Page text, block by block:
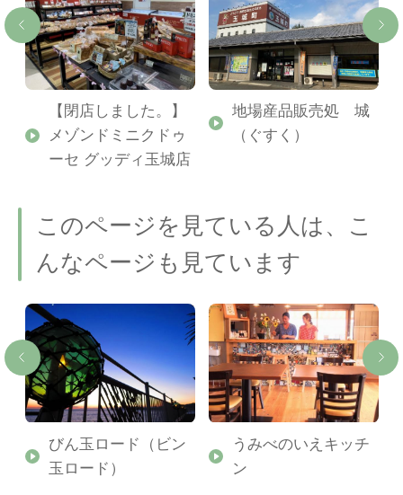
【閉店しました。】
メゾンドミニクドゥ
ーセ グッディ玉城店
地場産品販売処 城
（ぐすく）
このページを見ている人は、こ
んなページも見ています
びん玉ロード（ビン
玉ロード）
うみべのいえキッチ
ン